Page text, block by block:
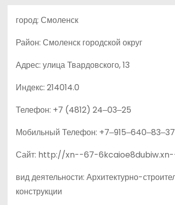
город: Смоленск
Район: Смоленск городской округ
Адрес: улица Твардовского, 13
Индекс: 214014.0
Телефон: +7 (4812) 24‒03‒25
Мобильный Телефон: +7‒915‒640‒83‒37
Сайт: http://xn--67-
вид деятельности: Архитектурно-
конструкции